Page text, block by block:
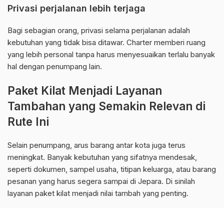
Privasi perjalanan lebih terjaga
Bagi sebagian orang, privasi selama perjalanan adalah
kebutuhan yang tidak bisa ditawar. Charter memberi ruang
yang lebih personal tanpa harus menyesuaikan terlalu banyak
hal dengan penumpang lain.
Paket Kilat Menjadi Layanan
Tambahan yang Semakin Relevan di
Rute Ini
Selain penumpang, arus barang antar kota juga terus
meningkat. Banyak kebutuhan yang sifatnya mendesak,
seperti dokumen, sampel usaha, titipan keluarga, atau barang
pesanan yang harus segera sampai di Jepara. Di sinilah
layanan paket kilat menjadi nilai tambah yang penting.